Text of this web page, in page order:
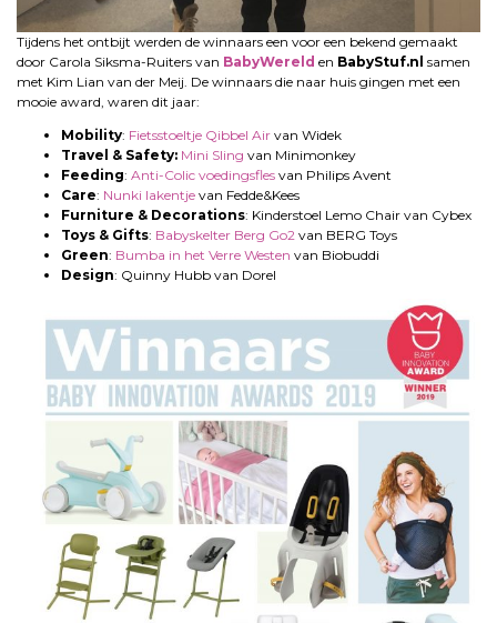
Tijdens het ontbijt werden de winnaars een voor een bekend gemaakt
door Carola Siksma-Ruiters van BabyWereld en BabyStuf.nl samen
met Kim Lian van der Meij. De winnaars die naar huis gingen met een
mooie award, waren dit jaar:
Mobility: Fietsstoeltje Qibbel Air van Widek
Travel & Safety: Mini Sling van Minimonkey
Feeding: Anti-Colic voedingsfles van Philips Avent
Care: Nunki lakentje van Fedde&Kees
Furniture & Decorations: Kinderstoel Lemo Chair van Cybex
Toys & Gifts: Babyskelter Berg Go2 van BERG Toys
Green: Bumba in het Verre Westen van Biobuddi
Design: Quinny Hubb van Dorel